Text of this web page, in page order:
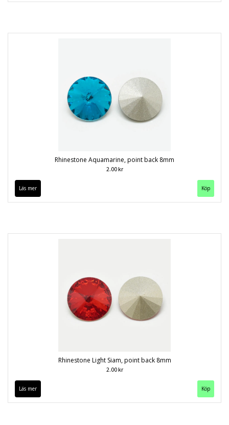
Rhinestone Aquamarine, point back 8mm
2.00 kr
Läs mer Köp
Rhinestone Light Siam, point back 8mm
2.00 kr
Läs mer Köp